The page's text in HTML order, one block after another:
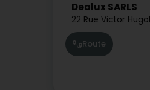
Dealux SARLS
22 Rue Victor Hugo
Route